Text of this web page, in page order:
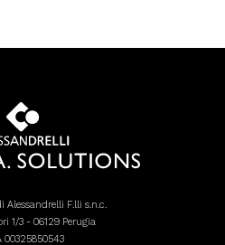
Alessandrelli F.lli s.n.c.
1/3 - 06129 Perugia
00325850543